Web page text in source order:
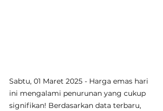
Sabtu, 01 Maret 2025 - Harga emas hari
ini mengalami penurunan yang cukup
signifikan! Berdasarkan data terbaru,